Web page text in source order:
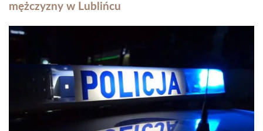
mężczyzny w Lublińcu